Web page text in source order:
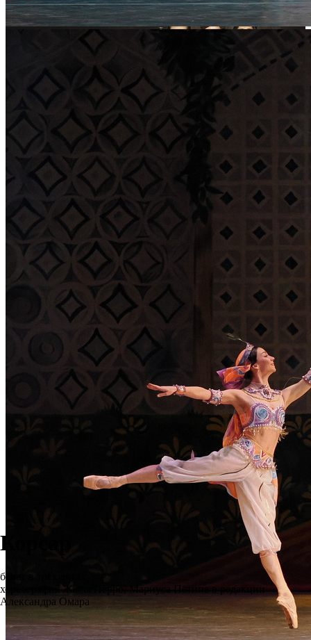
Корсар
балет в трёх актах
хореография Жюля Перро, Мариуса Петипа в редакции
Александра Омара